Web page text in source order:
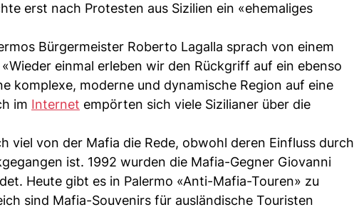
erst nach Protesten aus Sizilien ein «ehemaliges
Bürgermeister Roberto Lagalla sprach von einem
einmal erleben wir den Rückgriff auf ein ebenso
komplexe, moderne und dynamische Region auf eine
im Internet empörten sich viele Sizilianer über die
von der Mafia die Rede, obwohl deren Einfluss durch
ist. 1992 wurden die Mafia-Gegner Giovanni
Heute gibt es in Palermo «Anti-Mafia-Touren» zu
sind Mafia-Souvenirs für ausländische Touristen